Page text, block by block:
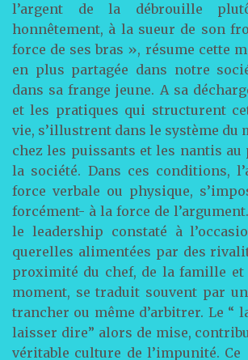
l’argent de la débrouille
honnêtement, à la sueur de son
force de ses bras », résume cette
en plus partagée dans notre
dans sa frange jeune. A sa
et les pratiques qui structurent
vie, s’illustrent dans le système du
chez les puissants et les nantis au
la société. Dans ces conditions,
force verbale ou physique,
forcément- à la force de
le leadership constaté à
querelles alimentées par des
proximité du chef, de la famille et
moment, se traduit souvent par
trancher ou même d’arbitrer. Le “
laisser dire” alors de mise,
véritable culture de l’impunité. Ce